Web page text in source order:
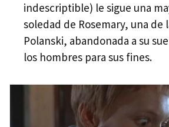
indescriptible) le sigue una
soledad de Rosemary, una de
Polanski, abandonada a su
los hombres para sus fines.